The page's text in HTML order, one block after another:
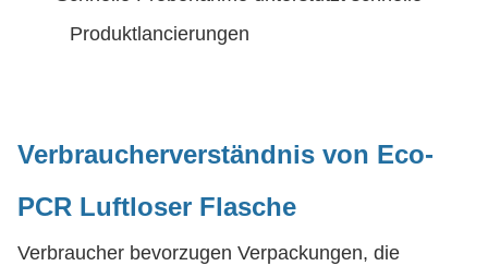
Produktlancierungen
Verbraucherverständnis von Eco-
PCR Luftloser Flasche
Verbraucher bevorzugen Verpackungen, die